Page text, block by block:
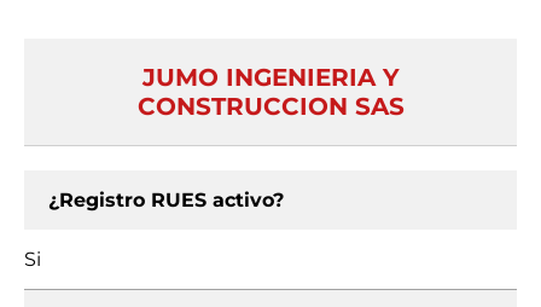
JUMO INGENIERIA Y
CONSTRUCCION SAS
¿Registro RUES activo?
Si